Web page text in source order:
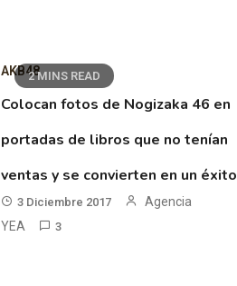
2 MINS READ
AKB48
Colocan fotos de Nogizaka 46 en
portadas de libros que no tenían
ventas y se convierten en un éxito
3 Diciembre 2017
Agencia
YEA
3